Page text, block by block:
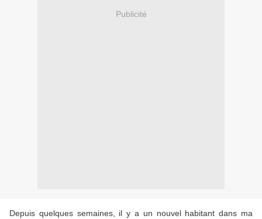
Publicité
Depuis quelques semaines, il y a un nouvel habitant dans ma